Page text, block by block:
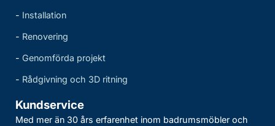
- Installation
- Renovering
- Genomförda projekt
- Rådgivning och 3D ritning
Kundservice
Med mer än 30 års erfarenhet inom badrumsmöbler och